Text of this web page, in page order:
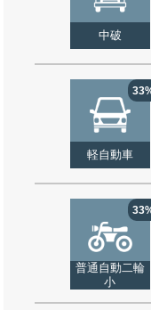
中破
軽自動車
普通自動二輪
小